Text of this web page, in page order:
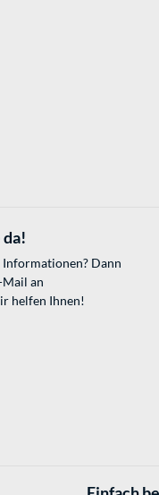
Dann
Mail an
helfen Ihnen!